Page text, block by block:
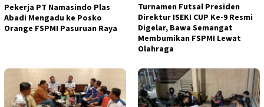
Pekerja PT Namasindo Plas
Abadi Mengadu ke Posko
Orange FSPMI Pasuruan Raya
Turnamen Futsal Presiden
Direktur ISEKI CUP Ke-9 Resmi
Digelar, Bawa Semangat
Membumikan FSPMI Lewat
Olahraga